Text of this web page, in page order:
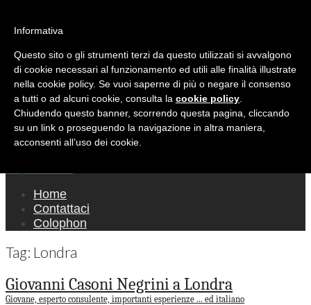
Mondo Italiano nel Mondo
LE INTERVISTE SONO AGLI ITALIANI CHE
RICOPRONO RUOLI ISTITUZIONALI, A
QUELLI CHE RAPPRESENTANO LA SOCIETÀ E
A CHI È UN "COMUNE CITTADINO" ...
PER TUTTO QUESTO SIAMO "ORGOGLIOSI
DI ESSERE ITALIANI"
Home
Contattaci
Colophon
Tag: Londra
Giovanni Casoni Negrini a Londra
Giovane, esperto consulente, importanti esperienze ... ed italiano
Informativa
Questo sito o gli strumenti terzi da questo utilizzati si avvalgono
di cookie necessari al funzionamento ed utili alle finalità illustrate
nella cookie policy. Se vuoi saperne di più o negare il consenso
a tutti o ad alcuni cookie, consulta la cookie policy
Chiudendo questo banner, scorrendo questa pagina, cliccando
su un link o proseguendo la navigazione in altra maniera,
acconsenti all’uso dei cookie.